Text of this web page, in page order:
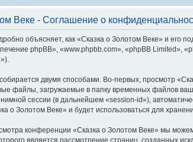
Веке - Соглашение о
объясняет, как «Сказка о Золотом Веке» и его
phpBB», «www.phpbb.com», «phpBB Limited»,
двумя способами. Во-первых, просмотр
файлы, загружаемые в папку временных файлов
сессии (в дальнейшем «session-id»),
о Золотом Веке» и будет использоваться для
конференции «Сказка о Золотом Веке» мы
является рассмотрение страниц, созданных